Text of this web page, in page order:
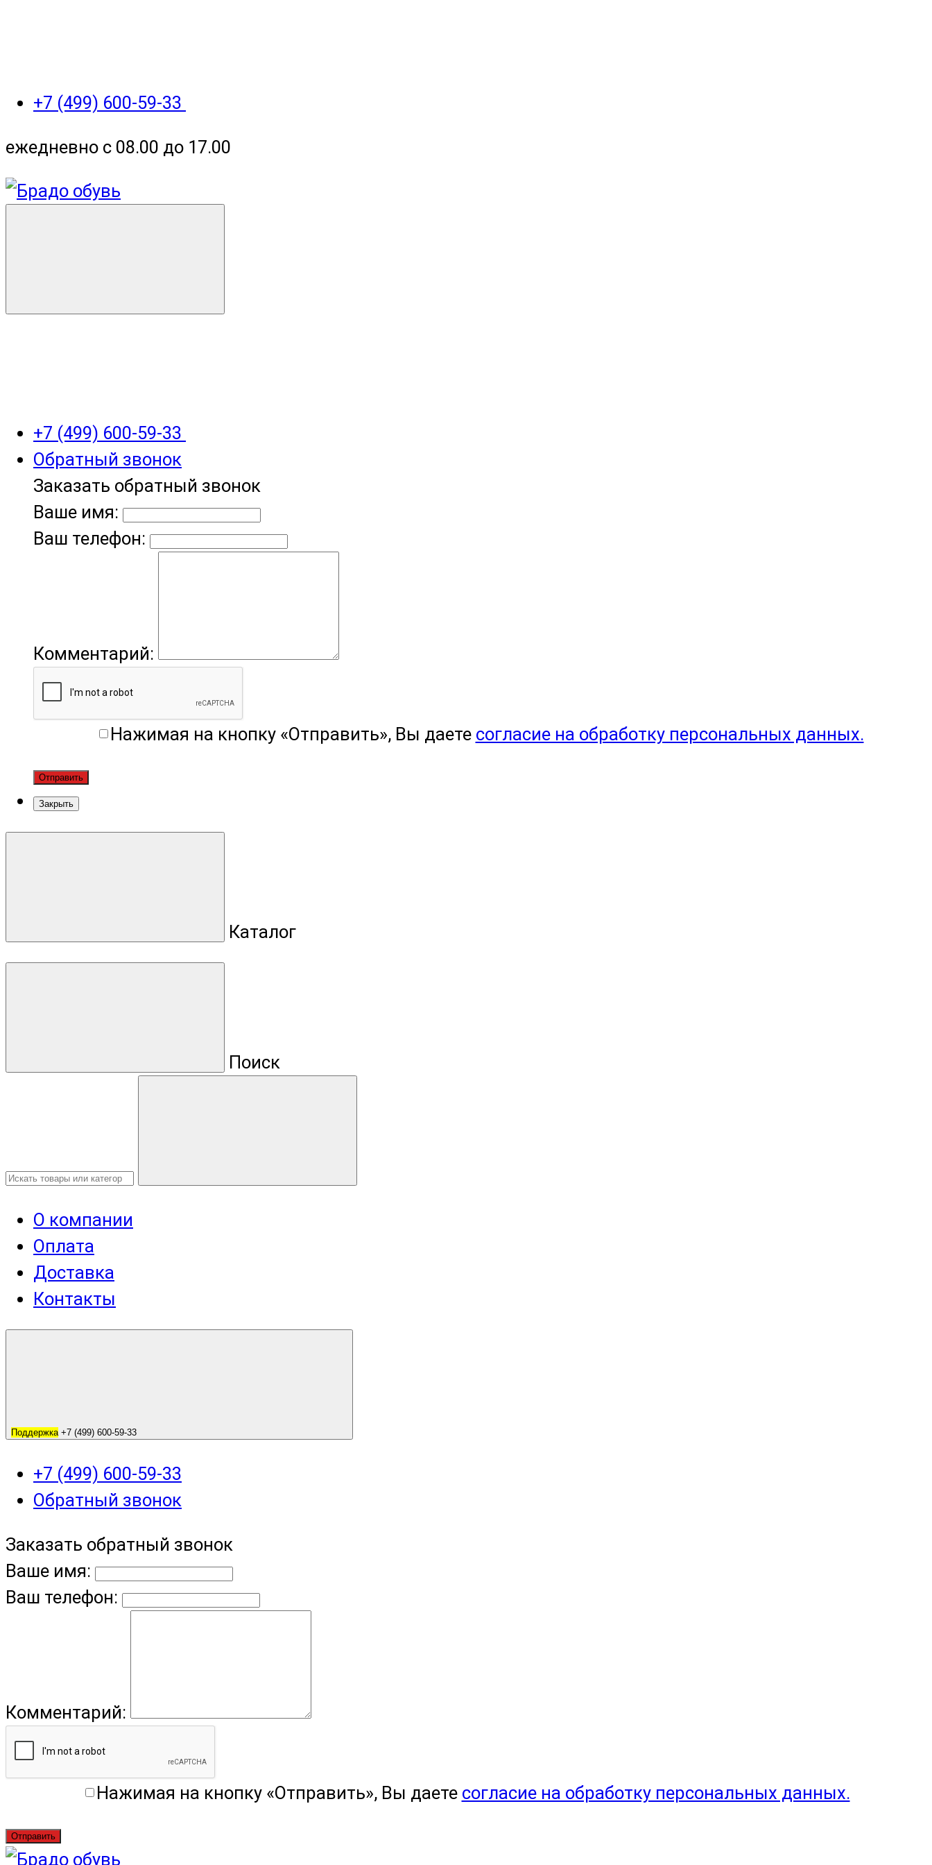
+7 (499) 600-59-33
ежедневно с 08.00 до 17.00
+7 (499) 600-59-33
Обратный звонок
Заказать обратный звонок
Ваше имя:
Ваш телефон:
Комментарий:
Нажимая на кнопку «Отправить», Вы даете согласие на обработку персональных данных.
Отправить
Закрыть
Каталог
Поиск
О компании
Оплата
Доставка
Контакты
Поддержка+7 (499) 600-59-33
+7 (499) 600-59-33
Обратный звонок
Заказать обратный звонок
Ваше имя:
Ваш телефон:
Комментарий:
Нажимая на кнопку «Отправить», Вы даете согласие на обработку персональных данных.
Отправить